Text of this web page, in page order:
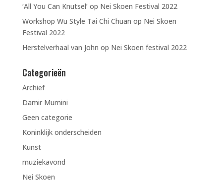
‘All You Can Knutsel’ op Nei Skoen Festival 2022
Workshop Wu Style Tai Chi Chuan op Nei Skoen
Festival 2022
Herstelverhaal van John op Nei Skoen festival 2022
Categorieën
Archief
Damir Mumini
Geen categorie
Koninklijk onderscheiden
Kunst
muziekavond
Nei Skoen